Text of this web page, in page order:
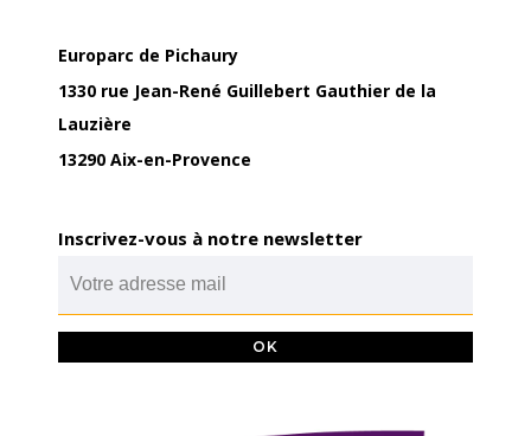
Europarc de Pichaury
1330 rue Jean-René Guillebert Gauthier de la
Lauzière
13290 Aix-en-Provence
Inscrivez-vous à notre newsletter